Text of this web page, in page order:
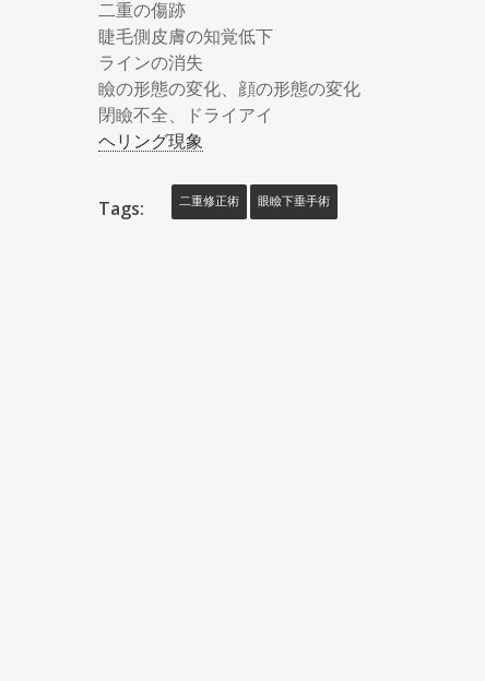
二重の傷跡
睫毛側皮膚の知覚低下
ラインの消失
瞼の形態の変化、顔の形態の変化
閉瞼不全、ドライアイ
ヘリング現象
Tags: 二重修正術 眼瞼下垂手術